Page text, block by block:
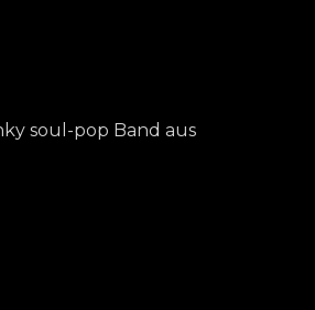
soul-pop Band aus